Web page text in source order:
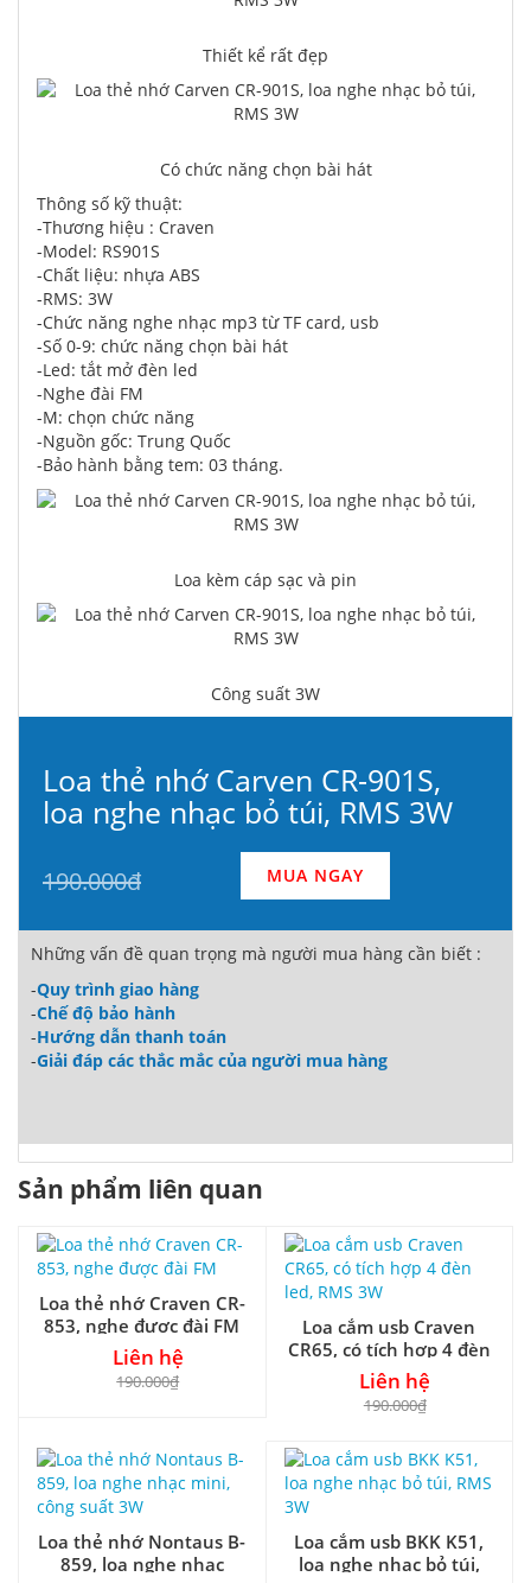
Thiết kể rất đẹp
Có chức năng chọn bài hát
Thông số kỹ thuật:
-Thương hiệu : Craven
-Model: RS901S
-Chất liệu: nhựa ABS
-RMS: 3W
-Chức năng nghe nhạc mp3 từ TF card, usb
-Số 0-9: chức năng chọn bài hát
-Led: tắt mở đèn led
-Nghe đài FM
-M: chọn chức năng
-Nguồn gốc: Trung Quốc
-Bảo hành bằng tem: 03 tháng.
Loa kèm cáp sạc và pin
Công suất 3W
Loa thẻ nhớ Carven CR-901S,
loa nghe nhạc bỏ túi, RMS 3W
190.000đ MUA NGAY
Những vấn đề quan trọng mà người mua hàng cần biết :
-Quy trình giao hàng
-Chế độ bảo hành
-Hướng dẫn thanh toán
-Giải đáp các thắc mắc của người mua hàng
Sản phẩm liên quan
Loa thẻ nhớ Craven CR-
853, nghe được đài FM
Liên hệ
190.000₫
Loa cắm usb Craven
CR65, có tích hợp 4 đèn
led, RMS 3W
Liên hệ
190.000₫
Loa thẻ nhớ Nontaus B-
859, loa nghe nhạc
Loa cắm usb BKK K51,
loa nghe nhạc bỏ túi,